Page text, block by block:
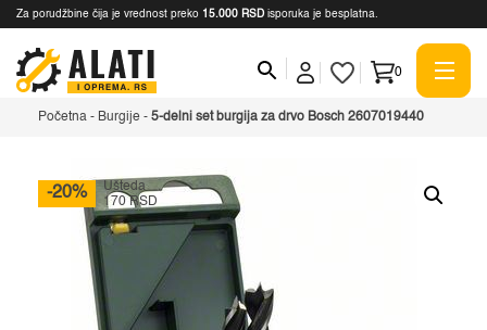
Za porudžbine čija je vrednost preko 15.000 RSD isporuka je besplatna.
0
Početna - Burgije - 5-delni set burgija za drvo Bosch 2607019440
-20%
Ušteda
170 RSD